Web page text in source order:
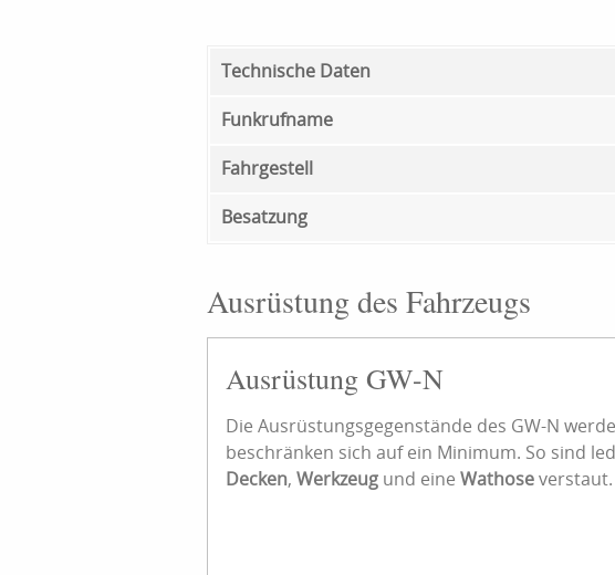
Technische Daten
Funkrufname
Fahrgestell
Besatzung
Ausrüstung des Fahrzeugs
Ausrüstung GW-N
Die Ausrüstungsgegenstände des GW-N
beschränken sich auf ein Minimum. So sind
Decken, Werkzeug und eine Wathoseverstaut.